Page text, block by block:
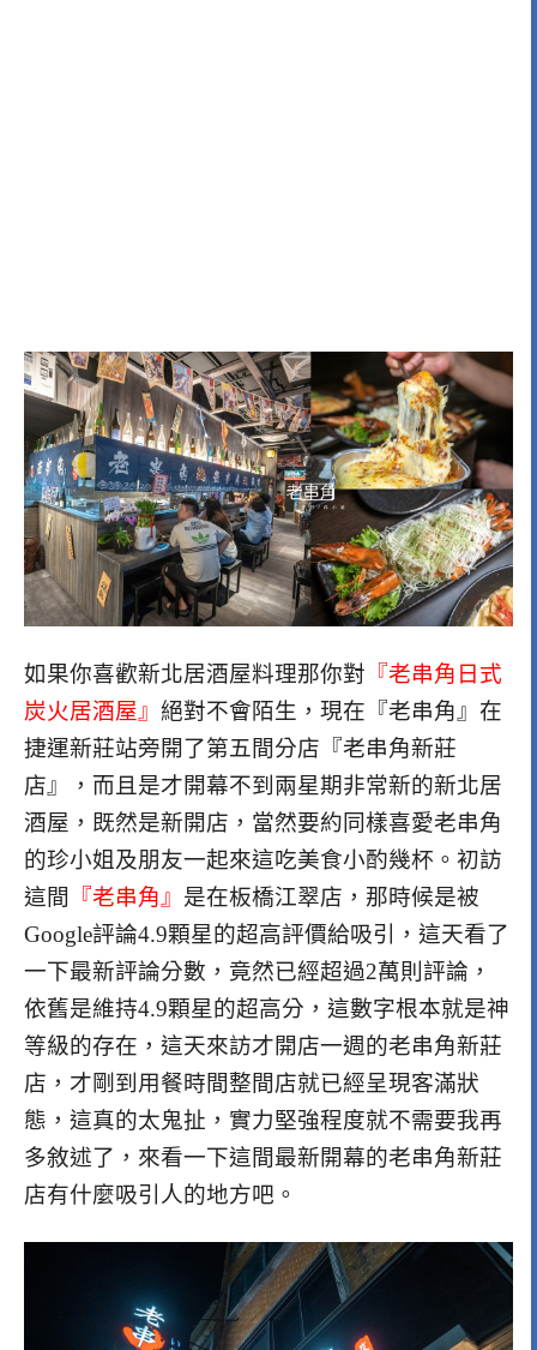
如果你喜歡新北居酒屋料理那你對 『老串角日式
炭火居酒屋』 絕對不會陌生，現在『老串角』在
捷運新莊站旁開了第五間分店『老串角新莊
店』，而且是才開幕不到兩星期非常新的新北居
酒屋，既然是新開店，當然要約同樣喜愛老串角
的珍小姐及朋友一起來這吃美食小酌幾杯。初訪
這間
『老串角』 是在板橋江翠店，那時候是被
Google評論4.9顆星的超高評價給吸引，這天看了
一下最新評論分數，竟然已經超過2萬則評論，
依舊是維持4.9顆星的超高分，這數字根本就是神
等級的存在，這天來訪才開店一週的老串角新莊
店，才剛到用餐時間整間店就已經呈現客滿狀
態，這真的太鬼扯，實力堅強程度就不需要我再
多敘述了，來看一下這間最新開幕的老串角新莊
店有什麼吸引人的地方吧。